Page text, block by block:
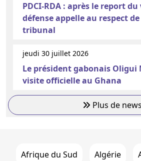
PDCI-RDA : après le report
défense appelle au respect
tribunal
jeudi 30 juillet 2026
Le président gabonais Oligui
visite officielle au Ghana
Plus de news
Afrique du Sud Algérie